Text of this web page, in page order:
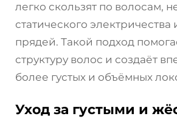
легко скользят по волосам,
статического
прядей. Такой подход
структуру волос и создаёт
более густых и объёмных
Уход за густыми и